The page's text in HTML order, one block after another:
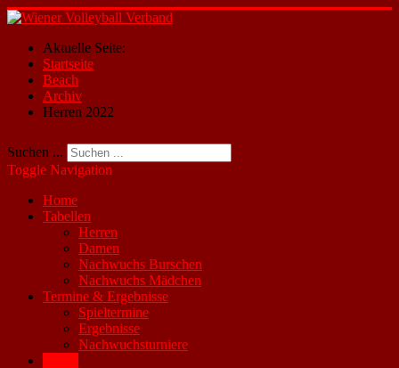
Aktuelle Seite:
Startseite
Beach
Archiv
Herren 2022
Suchen ...
Toggle Navigation
Home
Tabellen
Herren
Damen
Nachwuchs Burschen
Nachwuchs Mädchen
Termine & Ergebnisse
Spieltermine
Ergebnisse
Nachwuchsturniere